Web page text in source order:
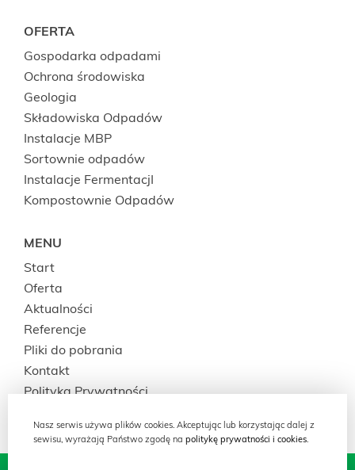
OFERTA
Gospodarka odpadami
Ochrona środowiska
Geologia
Składowiska Odpadów
Instalacje MBP
Sortownie odpadów
Instalacje FermentacjI
Kompostownie Odpadów
MENU
Start
Oferta
Aktualności
Referencje
Pliki do pobrania
Kontakt
Polityka Prywatności
Nasz serwis używa plików cookies. Akceptując lub korzystając dalej z
sewisu, wyrażają Państwo zgodę na politykę prywatności i cookies.